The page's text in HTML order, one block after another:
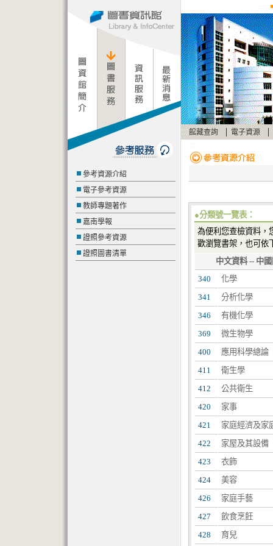
參考資源介紹
電子參考資源
教師專題著作
嘉南學報
證照參考資源
證照圖書清單
:::館藏查詢 | 電子資源 |
●分類號一覽表：
為便利您查檢資料，
歡瀏覽書架，也可依
中文資料 -- 中
340
化學
341
分析化學
346
有機化學
369
微生物學
400
應用科學總論
411
衛生學
412
公共衛生
420
家事
421
家庭經濟及家
422
家屋及其設備
423
衣飾
424
美容
426
家庭手藝
427
飲食烹飪
428
育兒